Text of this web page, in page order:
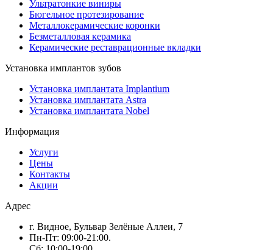
Ультратонкие виниры
Бюгельное протезирование
Металлокерамические коронки
Безметалловая керамика
Керамические реставрационные вкладки
Установка имплантов зубов
Установка имплантата Implantium
Установка имплантата Astra
Установка имплантата Nobel
Информация
Услуги
Цены
Контакты
Акции
Адрес
г. Видное, Бульвар Зелёные Аллеи, 7
Пн-Пт: 09:00-21:00.